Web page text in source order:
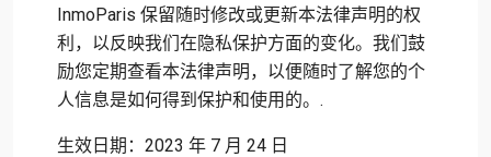
InmoParis 保留随时修改或更新本法律声明的权
利，以反映我们在隐私保护方面的变化。我们鼓
励您定期查看本法律声明，以便随时了解您的个
人信息是如何得到保护和使用的。.
生效日期：2023 年 7 月 24 日